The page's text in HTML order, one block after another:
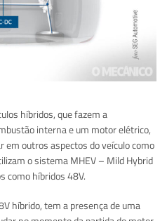
híbridos, que fazem a
interna e um motor elétrico,
em outros aspectos do veículo como
o sistema MHEV – Mild Hybrid
como híbridos 48V.
híbrido, tem a presença de uma